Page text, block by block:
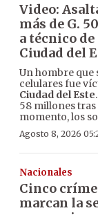
Video:
más de G.
a técnico
Ciudad del
Un hombre que
celulares fue
Ciudad del Este
58 millones
momento, los
Agosto 8, 2026
Nacionales
Cinco
marcan la